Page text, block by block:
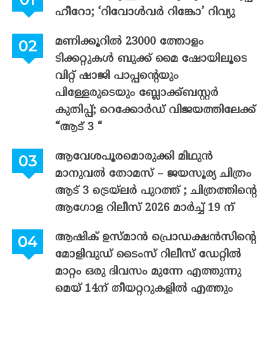
ഹീറോ; ‘റിവോൾവർ റിങ്കോ’ റിവ്യു
മണിക്കൂറിൽ 23000 ത്തോളം
ടിക്കറ്റുകൾ ബുക്ക് മൈ ഷോയിലൂടെ
വിറ്റ് ഷാജി പാപ്പന്റെയും
പിള്ളേരുടെയും ബ്ലോക്ക്ബസ്റ്റർ
കുതിപ്പ്; റെക്കോർഡ് വിജയത്തിലേക്ക്
“ആട് 3 “
ആവേശപൂരമൊരുക്കി മിഥുൻ
മാനുവൽ തോമസ് – ജയസൂര്യ ചിത്രം
ആട് 3 ട്രെയ്‌ലർ പുറത്ത് ; ചിത്രത്തിന്റെ
ആഗോള റിലീസ് 2026 മാർച്ച് 19 ന്
ആഷിക് ഉസ്മാൻ പ്രൊഡക്ഷൻസിന്റെ
മോളിവുഡ് ടൈംസ് റിലീസ് ഡേറ്റിൽ
മാറ്റം ഒരു ദിവസം മുന്നേ എത്തുന്നു
മെയ് 14ന് തീയറ്ററുകളിൽ എത്തും